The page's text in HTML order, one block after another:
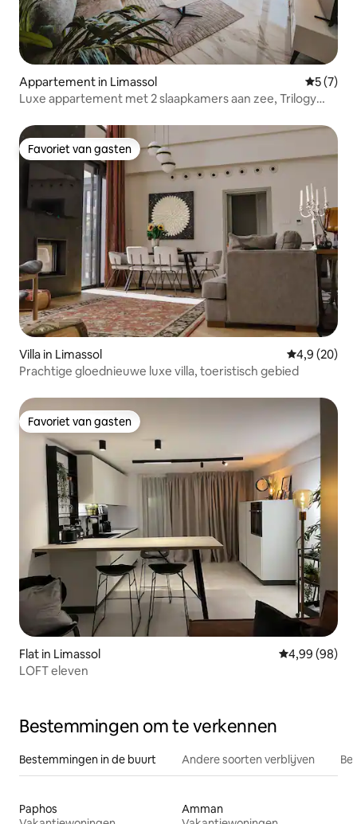
Appartement in Limassol
5 (7)
Luxe appartement met 2 slaapkamers aan zee, Trilogy
Favoriet van gasten
Favoriet van gasten
Villa in Limassol Gemiddelde
4,9 (20)
Prachtige gloednieuwe luxe villa, toeristisch gebied
Favoriet van gasten
Favoriet van gasten
Flat in Limassol Gemiddelde
4,99 (98)
LOFT eleven
Bestemmingen om te verkennen
Bestemmingen in de buurt Andere soorten verblijven
Paphos
Amman